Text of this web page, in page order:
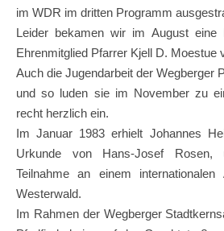
im WDR im dritten Programm
Leider bekamen wir im August eine
Ehrenmitglied Pfarrer Kjell D. Moestue
Auch die Jugendarbeit der Wegberger
und so luden sie im November zu
recht herzlich ein.
Im Januar 1983 erhielt Johannes
Urkunde von Hans-Josef Rosen,
Teilnahme an einem internationalen
Westerwald.
Im Rahmen der Wegberger